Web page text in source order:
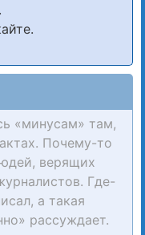
«минусам» там,
Почему-то
верящих
Где-
а такая
рассуждает.